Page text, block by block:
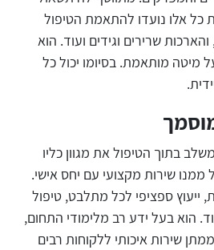
כל אלו נועדו להתאמת הטיפול
והארכות שרירים וגידים ועוד. הוא
מיטה מותאמת. בסיומו יכול כל
בתוך הטיפול את מגוון כליו
שירות מקצועי עם יחס אישי.
ייעוץ ספציפי לכל מתלבט, טיפול
הוא בעל ידע רב מלימודי התחום,
שירות איכותי ללקוחות רבים